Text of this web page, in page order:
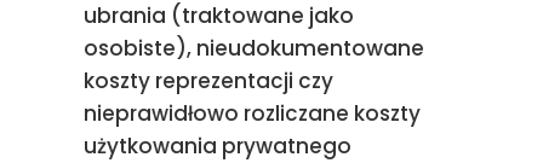
ubrania (traktowane jako
osobiste), nieudokumentowane
koszty reprezentacji czy
nieprawidłowo rozliczane koszty
użytkowania prywatnego